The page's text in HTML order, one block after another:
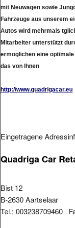
mit Neuwagen sowie
Fahrzeuge aus unserem
Autos wird mehrmals
Mitarbeiter unterstützt
ermöglichen eine
das von Ihnen
http://www.quadrigacar.eu
Eingetragene
Quadriga Car
Bist 12
B-2630 Aartselaar
Tel.: 003238709460